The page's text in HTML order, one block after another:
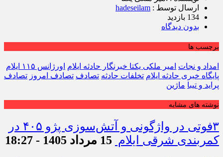
ارسال توسط : hadeseilam
134 بازدید
بدون دیدگاه
برچسب ها
امداد و نجات امیر ملکی یکتا خبرنگار حادثه ایلام اورژانس ۱۱۵ ایلام
پایگاه خبری حادثه ایلام تخلفات حادثه تصادف تصادف امروز تصادف
پراید و تیبا ماژین
نوشته های مشابه
۳فوتی در واژگونی و آتش‌سوزی پژو ۴۰۵ در
کمربندی شرقی ایلام 15 مرداد 1405 - 18:27